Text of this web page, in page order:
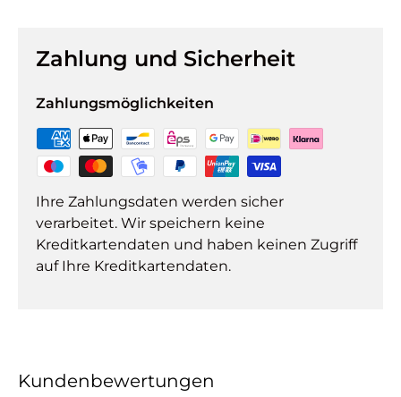
Zahlung und Sicherheit
Zahlungsmöglichkeiten
Ihre Zahlungsdaten werden sicher
verarbeitet. Wir speichern keine
Kreditkartendaten und haben keinen Zugriff
auf Ihre Kreditkartendaten.
Kundenbewertungen